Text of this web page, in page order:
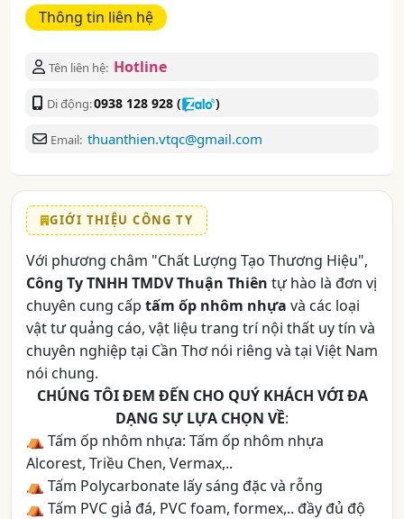
Thông tin liên hệ
Tên liên hệ: Hotline
Di động:0938 128 928 ( )
Email: thuanthien.vtqc@gmail.com
GIỚI THIỆU CÔNG TY
Với phương châm "Chất Lượng Tạo Thương Hiệu",
Công Ty TNHH TMDV Thuận Thiên tự hào là đơn vị
chuyên cung cấp tấm ốp nhôm nhựa và các loại
vật tư quảng cáo, vật liệu trang trí nội thất uy tín và
chuyên nghiệp tại Cần Thơ nói riêng và tại Việt Nam
nói chung.
CHÚNG TÔI ĐEM ĐẾN CHO QUÝ KHÁCH VỚI ĐA
DẠNG SỰ LỰA CHỌN VỀ:
⛺ Tấm ốp nhôm nhựa: Tấm ốp nhôm nhựa
Alcorest, Triều Chen, Vermax,..
⛺ Tấm Polycarbonate lấy sáng đặc và rỗng
⛺ Tấm PVC giả đá, PVC foam, formex,.. đầy đủ độ